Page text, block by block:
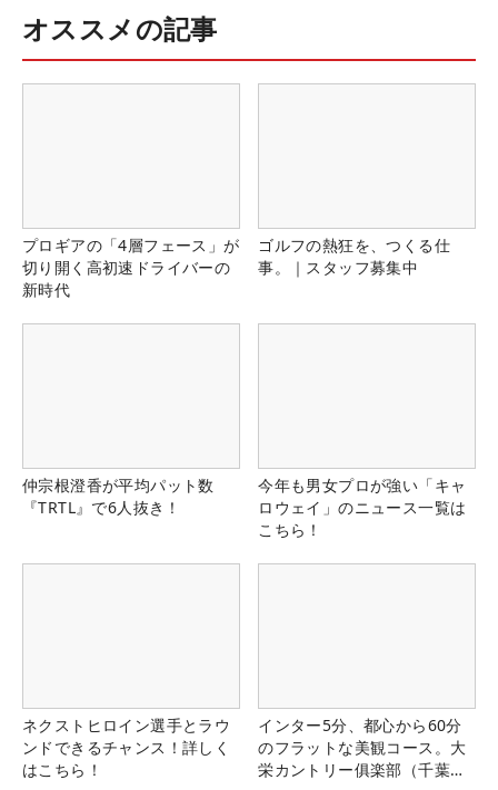
オススメの記事
プロギアの「4層フェース」が
切り開く高初速ドライバーの
新時代
ゴルフの熱狂を、つくる仕
事。｜スタッフ募集中
仲宗根澄香が平均パット数
『TRTL』で6人抜き！
今年も男女プロが強い「キャ
ロウェイ」のニュース一覧は
こちら！
ネクストヒロイン選手とラウ
ンドできるチャンス！詳しく
はこちら！
インター5分、都心から60分
のフラットな美観コース。大
栄カントリー俱楽部（千葉